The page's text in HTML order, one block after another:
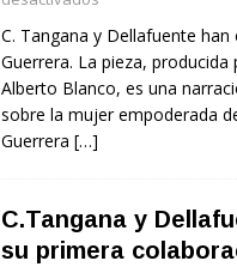
C. Tangana y Dellafuente
Guerrera. La pieza,
Alberto Blanco, es una
sobre la mujer empoderada
Guerrera […]
C.Tangana y
su primera